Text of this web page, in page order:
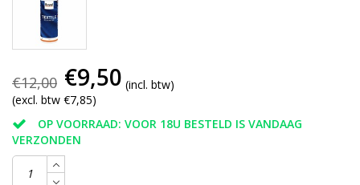
€12,00 €9,50 (incl. btw)
(excl. btw €7,85)
OP VOORRAAD: VOOR 18U BESTELD IS VANDAAG
VERZONDEN